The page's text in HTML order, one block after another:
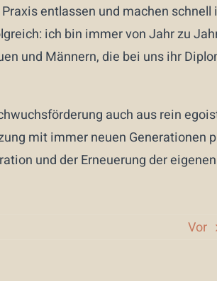
entlassen und machen schnell
ich bin immer von Jahr zu
und Männern, die bei uns ihr
auch aus rein
mit immer neuen Generationen
und der Erneuerung der
Vor